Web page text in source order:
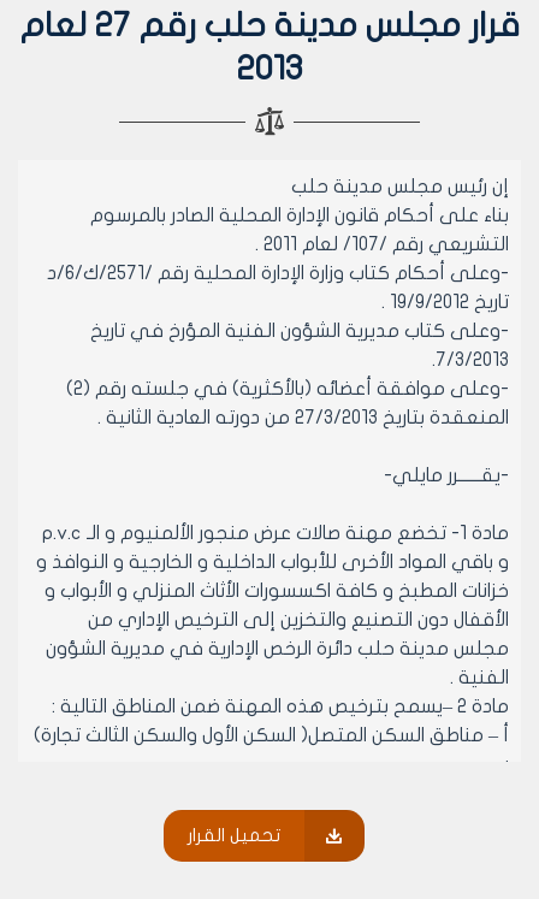
قرار مجلس مدينة حلب رقم 27 لعام
2013
إن رئيس مجلس مدينة حلب
بناء على أحكام قانون الإدارة المحلية الصادر بالمرسوم
التشريعي رقم /107/ لعام 2011 .
-وعلى أحكام كتاب وزارة الإدارة المحلية رقم /2571/ك/6/د
تاريخ 19/9/2012 .
-وعلى كتاب مديرية الشؤون الفنية المؤرخ في تاريخ
7/3/2013.
-وعلى موافقة أعضائه (بالأكثرية) في جلسته رقم (2)
المنعقدة بتاريخ 27/3/2013 من دورته العادية الثانية .
-يقــــــرر مايلي-
مادة 1- تخضع مهنة صالات عرض منجور الألمنيوم و الـ p.v.c
و باقي المواد الأخرى للأبواب الداخلية و الخارجية و النوافذ و
خزانات المطبخ و كافة اكسسورات الأثاث المنزلي و الأبواب و
الأقفال دون التصنيع والتخزين إلى الترخيص الإداري من
مجلس مدينة حلب دائرة الرخص الإدارية في مديرية الشؤون
الفنية .
مادة 2 –يسمح بترخيص هذه المهنة ضمن المناطق التالية :
أ – مناطق السكن المتصل( السكن الأول والسكن الثالث تجارة)
:
• الطوابق الأرضية المحولة إلى دكاكين .
• كافة الطوابق إذا كان البناء مرخص تجارياً بالكامل .
تحميل القرار